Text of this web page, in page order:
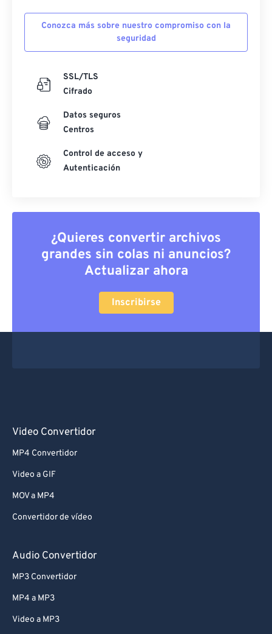
Conozca más sobre nuestro compromiso con la
seguridad
SSL/TLS
Cifrado
Datos seguros
Centros
Control de acceso y
Autenticación
¿Quieres convertir archivos
grandes sin colas ni anuncios?
Actualizar ahora
Inscribirse
Video Convertidor
MP4 Convertidor
Video a GIF
MOV a MP4
Convertidor de vídeo
Audio Convertidor
MP3 Convertidor
MP4 a MP3
Video a MP3